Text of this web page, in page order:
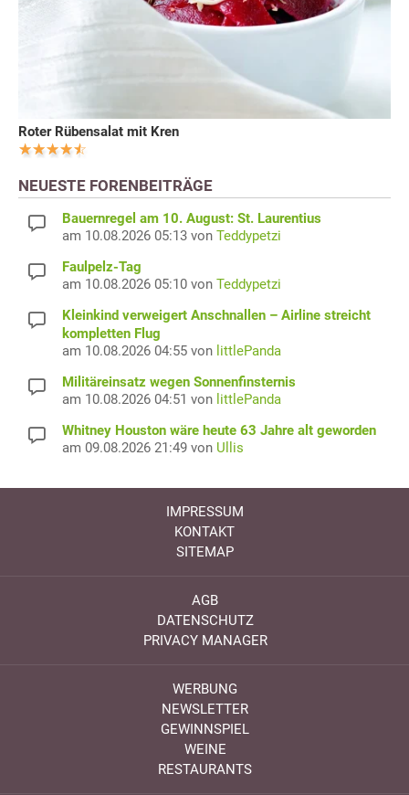
Roter Rübensalat mit Kren
NEUESTE FORENBEITRÄGE
Bauernregel am 10. August: St. Laurentius
am 10.08.2026 05:13 von Teddypetzi
Faulpelz-Tag
am 10.08.2026 05:10 von Teddypetzi
Kleinkind verweigert Anschnallen – Airline streicht
kompletten Flug
am 10.08.2026 04:55 von littlePanda
Militäreinsatz wegen Sonnenfinsternis
am 10.08.2026 04:51 von littlePanda
Whitney Houston wäre heute 63 Jahre alt geworden
am 09.08.2026 21:49 von Ullis
IMPRESSUM
KONTAKT
SITEMAP
AGB
DATENSCHUTZ
PRIVACY MANAGER
WERBUNG
NEWSLETTER
GEWINNSPIEL
WEINE
RESTAURANTS